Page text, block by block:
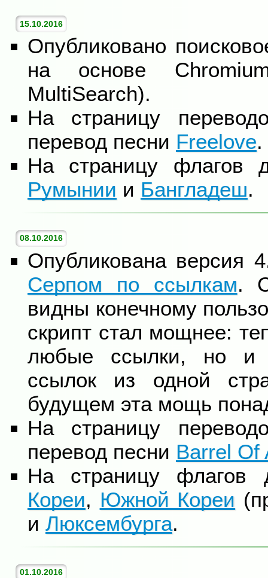
15.10.2016
Опубликовано
на основе
MultiSearch).
На страницу
перевод песни Freelove.
На страницу флагов
Румынии и Бангладеш.
08.10.2016
Опубликована версия
Серпом по ссылкам.
видны конечному
скрипт стал мощнее:
любые ссылки, но и
ссылок из одной
будущем эта мощь
На страницу
перевод песни Barrel Of
На страницу
Кореи, Южной Кореи
и Люксембурга.
01.10.2016